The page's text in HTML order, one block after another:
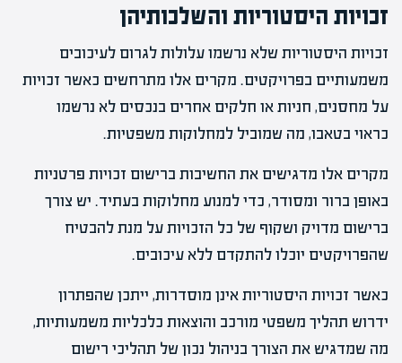
זכויות היסטוריות והשלכותיהן
זכויות היסטוריות שלא נרשמו עלולות לגרום לעיכובים
משמעותיים בפרויקטים. מקרים אלו מתרחשים כאשר זכויות
על מחסנים, חניות או חלקים אחרים בנכסים לא נרשמו
כראוי בטאבו, מה שמוביל למחלוקות משפטיות.
מקרים אלו מדגישים את החשיבות ברישום זכויות פרטניות
באופן ברור ומסודר, כדי למנוע מחלוקות בעתיד. יש צורך
ברישום מדויק ושקוף של כל הזכויות על מנת להבטיח
שהפרויקטים יוכלו להתקדם ללא עיכובים.
כאשר זכויות היסטוריות אינן מוסדרות, ייתכן שהפתרון
ידרוש תהליך משפטי מורכב והוצאות כלכליות משמעותיות,
מה שמדגיש את הצורך בניהול נכון של תהליכי רישום